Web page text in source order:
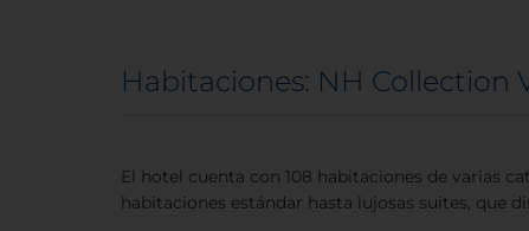
Habitaciones: NH Collection
El hotel cuenta con 108 habitaciones de varias
habitaciones estándar hasta lujosas suites, que